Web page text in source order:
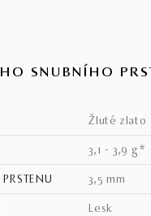
SNUBNÍHO
žluté zlato
3,1 - 3,9 g*
3,5 mm
lesk